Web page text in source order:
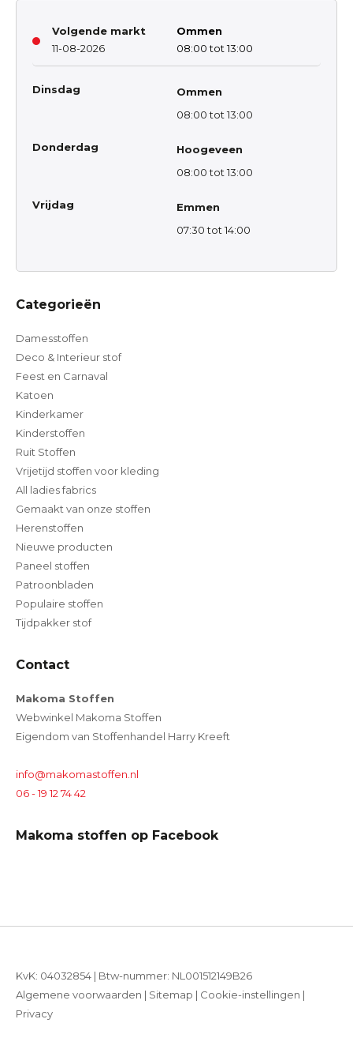
Volgende markt
11-08-2026
Ommen
08:00 tot 13:00
Dinsdag
Ommen
08:00 tot 13:00
Donderdag
Hoogeveen
08:00 tot 13:00
Vrijdag
Emmen
07:30 tot 14:00
Categorieën
Damesstoffen
Deco & Interieur stof
Feest en Carnaval
Katoen
Kinderkamer
Kinderstoffen
Ruit Stoffen
Vrijetijd stoffen voor kleding
All ladies fabrics
Gemaakt van onze stoffen
Herenstoffen
Nieuwe producten
Paneel stoffen
Patroonbladen
Populaire stoffen
Tijdpakker stof
Contact
Makoma Stoffen
Webwinkel Makoma Stoffen
Eigendom van Stoffenhandel Harry Kreeft
info@makomastoffen.nl
06 - 19 12 74 42
Makoma stoffen op Facebook
KvK: 04032854 | Btw-nummer: NL001512149B26
Algemene voorwaarden | Sitemap | Cookie-instellingen |
Privacy